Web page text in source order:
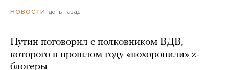
НОВОСТИ день назад
Путин поговорил с полковником ВДВ,
которого в прошлом году «похоронили» z-
блогеры